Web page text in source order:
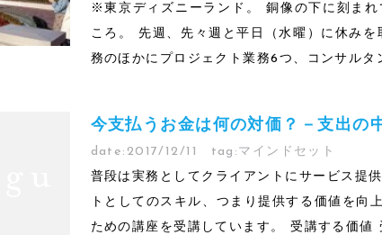
※東京ディズニーランド。 銅像の下に刻ま
ころ。 先週、先々週と平日（水曜）に休み
務のほかにプロジェクト業務6つ、コンサル
今支払うお金は何の対価？－支出の
date: 2017/12/11 tag: マインドセット
普段は実務としてクライアントにサービス提
トとしてのスキル、つまり提供する価値を向
ための講座を受講しています。 受講する価